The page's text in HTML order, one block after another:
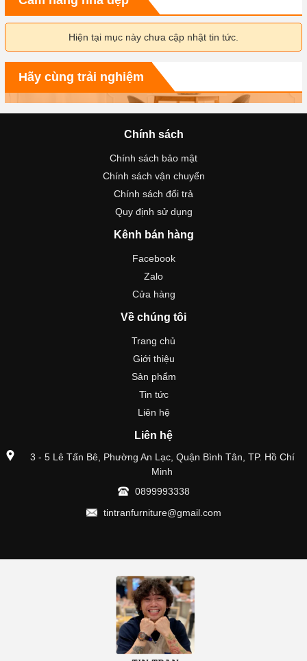
Hiện tại mục này chưa cập nhật tin tức.
Hãy cùng trải nghiệm
Chính sách
Chính sách bảo mật
Chính sách vận chuyển
Chính sách đổi trả
Quy định sử dụng
Kênh bán hàng
Facebook
Zalo
Cửa hàng
Về chúng tôi
Trang chủ
Giới thiệu
Sản phẩm
Tin tức
Liên hệ
Liên hệ
3 - 5 Lê Tấn Bê, Phường An Lạc, Quận Bình Tân, TP. Hồ Chí
Minh
0899993338
tintranfurniture@gmail.com